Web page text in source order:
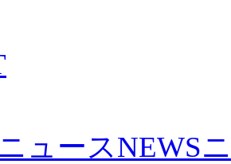
ニュースNEWS